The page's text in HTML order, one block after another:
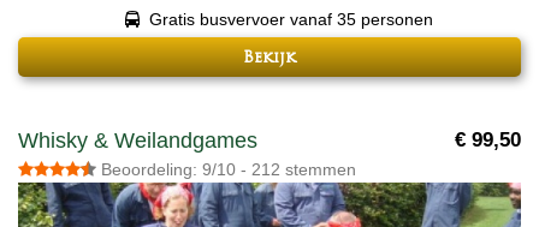
Gratis busvervoer vanaf 35 personen
Bekijk
Whisky & Weilandgames € 99,50
Beoordeling: 9/10 - 212 stemmen